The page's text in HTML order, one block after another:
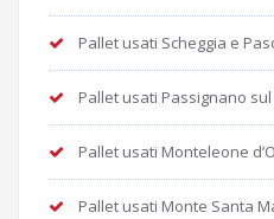
Pallet usati Scheggia e
Pallet usati Passignano
Pallet usati Monteleone
Pallet usati Monte Santa